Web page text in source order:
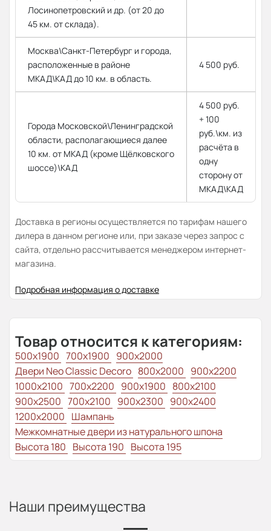
Лосинопетровский и др. (от 20 до
45 км. от склада).
Москва\Санкт-Петербург и города,
расположенные в районе
МКАД\КАД до 10 км. в область.
4 500 руб.
Города Московской\Ленинградской
области, располагающиеся далее
10 км. от МКАД (кроме Щёлковского
шоссе)\КАД
4 500 руб.
+ 100
руб.\км. из
расчёта в
одну
сторону от
МКАД\КАД
Доставка в регионы осуществляется по тарифам нашего
дилера в данном регионе или, при заказе через запрос с
сайта, отдельно рассчитывается менеджером интернет-
магазина.
Подробная информация о доставке
Товар относится к категориям:
500x1900 700x1900 900x2000
Двери Neo Classic Decoro 800x2000 900x2200
1000x2100 700x2200 900x1900 800x2100
900х2500 700x2100 900x2300 900x2400
1200x2000 Шампань
Межкомнатные двери из натурального шпона
Высота 180 Высота 190 Высота 195
Наши преимущества